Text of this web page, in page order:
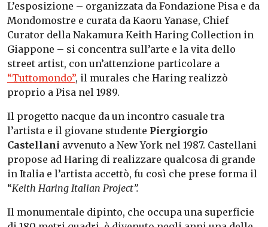
L’esposizione – organizzata da Fondazione Pisa e da
Mondomostre e curata da Kaoru Yanase, Chief
Curator della Nakamura Keith Haring Collection in
Giappone – si concentra sull’arte e la vita dello
street artist, con un’attenzione particolare a
“Tuttomondo”, il murales che Haring realizzò
proprio a Pisa nel 1989.
Il progetto nacque da un incontro casuale tra
l’artista e il giovane studente Piergiorgio
Castellani avvenuto a New York nel 1987. Castellani
propose ad Haring di realizzare qualcosa di grande
in Italia e l’artista accettò, fu così che prese forma il
“Keith Haring Italian Project”.
Il monumentale dipinto, che occupa una superficie